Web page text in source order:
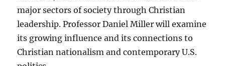
major sectors of society through Christian
leadership. Professor Daniel Miller will examine
its growing influence and its connections to
Christian nationalism and contemporary U.S.